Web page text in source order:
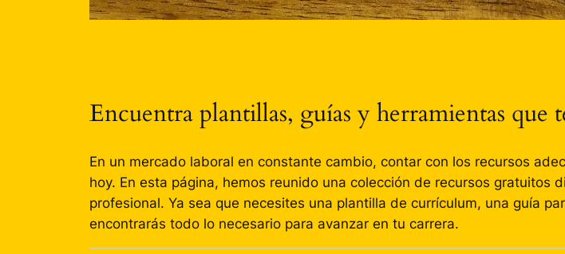
Encuentra plantillas, guías y herramientas que
En un mercado laboral en constante cambio, contar con los recursos
hoy. En esta página, hemos reunido una colección de recursos
profesional. Ya sea que necesites una plantilla de currículum, una guía
encontrarás todo lo necesario para avanzar en tu carrera.